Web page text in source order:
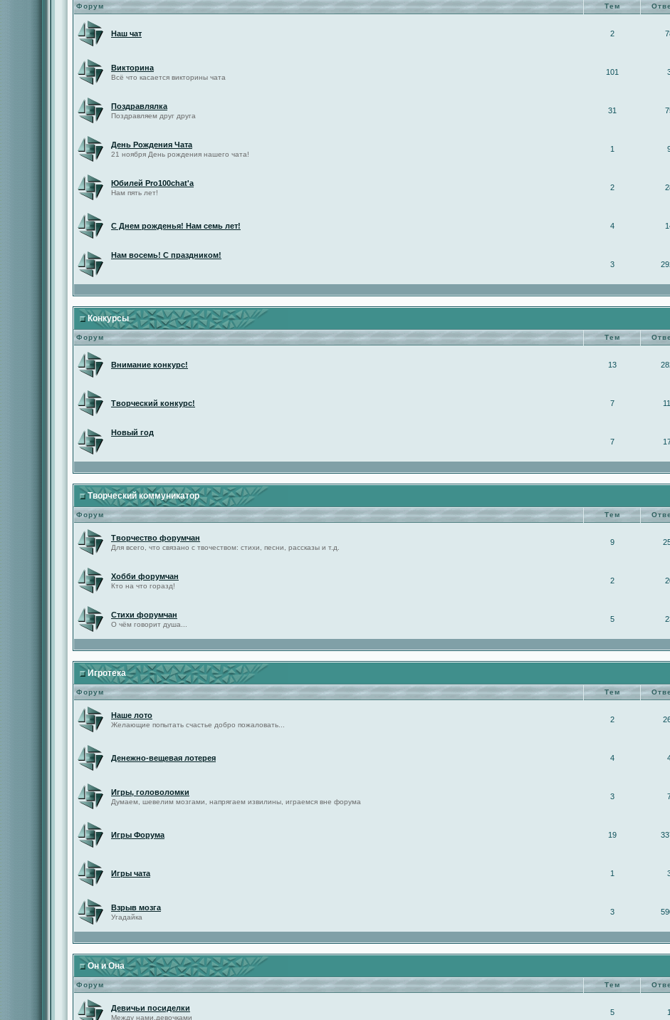
Форум Тем
Наш чат 2
Викторина
Всё что касается викторины чата
101
Поздравлялка
Поздравляем друг друга
31
День Рождения Чата
21 ноября День рождения нашего чата!
1
Юбилей Pro100chat'а
Нам пять лет!
2
С Днем рожденья! Нам семь лет! 4
Нам восемь! С праздником!
3
Конкурсы
Форум Тем
Внимание конкурс! 13
Творческий конкурс! 7
Новый год
7
Творческий коммуникатор
Форум Тем
Творчество форумчан
Для всего, что связано с твочеством: стихи, песни, рассказы и т.д.
9
Хобби форумчан
Кто на что горазд!
2
Стихи форумчан
О чём говорит душа...
5
Игротека
Форум Тем
Наше лото
Желающие попытать счастье добро пожаловать...
2
Денежно-вещевая лотерея 4
Игры, головоломки
Думаем, шевелим мозгами, напрягаем извилины, играемся вне форума
3
Игры Форума 19
Игры чата 1
Взрыв мозга
Угадайка
3
Он и Она
Форум Тем
Девичьи посиделки
Между нами,девочками
5 1